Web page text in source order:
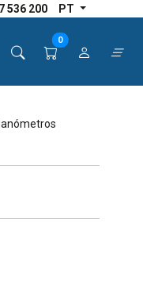
536 200 PT
0